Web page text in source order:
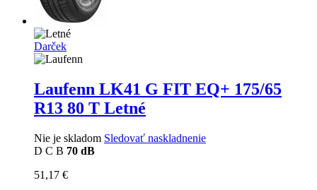
Darček
Laufenn LK41 G FIT EQ+ 175/65
R13 80 T Letné
Nie je skladom Sledovať naskladnenie
D C B 70 dB
51,17 €